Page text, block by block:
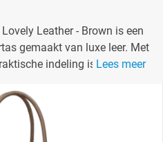
Leather - Brown is een
gemaakt van luxe leer. Met
indeling is dezeLees meer